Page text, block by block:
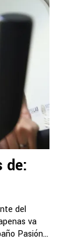
de:
del
va
Pasión...